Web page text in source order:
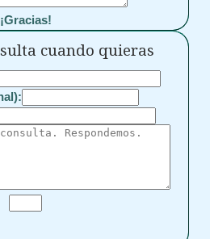
¡Gracias!
cuando quieras